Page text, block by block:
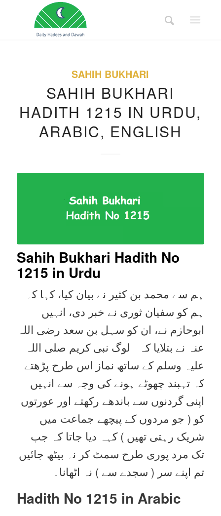
SAHIH BUKHARI
SAHIH BUKHARI
HADITH 1215 IN URDU,
ARABIC, ENGLISH
Sahih Bukhari Hadith No
1215 in Urdu
ہم سے محمد بن کثیر نے بیان کیا، کہا کہ
ہم کو سفیان ثوری نے خبر دی، انہیں
ابوحازم نے، ان کو سہل بن سعد رضی اللہ
عنہ نے بتلایا کہ لوگ نبی کریم صلی اللہ
علیہ وسلم کے ساتھ نماز اس طرح پڑھتے
کہ تہبند چھوٹے ہونے کی وجہ سے انہیں
اپنی گردنوں سے باندھے رکھتے اور عورتوں
کو ( جو مردوں کے پیچھے جماعت میں
شریک رہتی تھیں ) کہہ دیا جاتا کہ جب
تک مرد پوری طرح سمٹ کر نہ بیٹھ جائیں
تم اپنے سر ( سجدے سے ) نہ اٹھانا۔
Hadith No 1215 in Arabic